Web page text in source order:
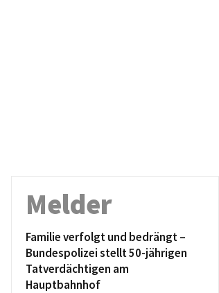
Melder
Familie verfolgt und bedrängt –
Bundespolizei stellt 50-jährigen
Tatverdächtigen am
Hauptbahnhof